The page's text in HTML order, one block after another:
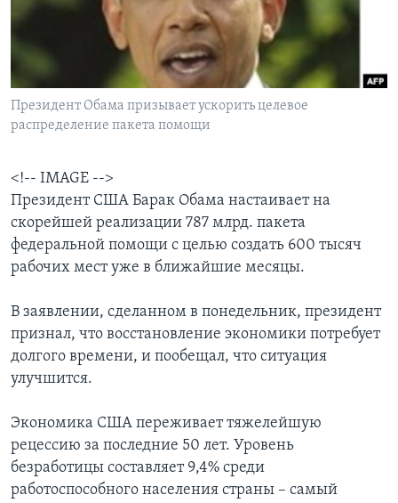
Learning English
СОЦИАЛЬНЫЕ СЕТИ
Президент Обама призывает ускорить целевое
распределение пакета помощи
<!-- IMAGE -->
Президент США Барак Обама настаивает на
скорейшей реализации 787 млрд. пакета
федеральной помощи с целью создать 600 тысяч
рабочих мест уже в ближайшие месяцы.
В заявлении, сделанном в понедельник, президент
признал, что восстановление экономики потребует
долгого времени, и пообещал, что ситуация
улучшится.
Экономика США переживает тяжелейшую
рецессию за последние 50 лет. Уровень
безработицы составляет 9,4% среди
работоспособного населения страны – самый